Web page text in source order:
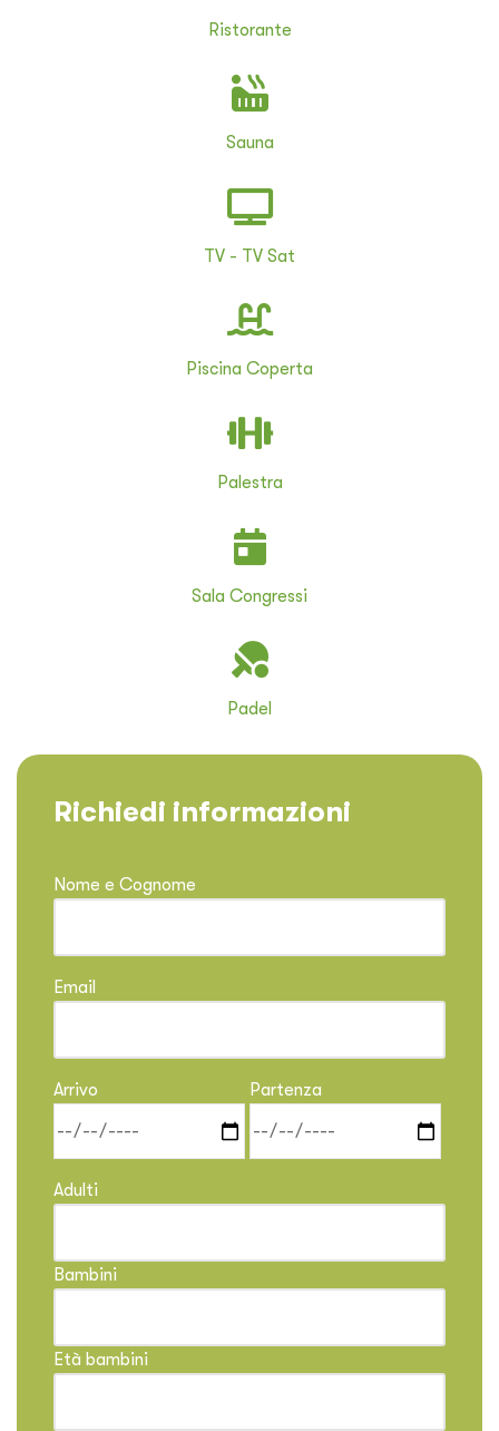
Ristorante
Sauna
TV - TV Sat
Piscina Coperta
Palestra
Sala Congressi
Padel
Richiedi informazioni
Nome e Cognome
Email
Arrivo Partenza
Adulti
Bambini
Età bambini